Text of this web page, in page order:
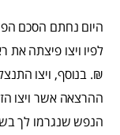
היום נחתם הסכם
₪. בנוסף, ויצו
ההרצאה אשר ויצו
הנפש שנגרמו לך